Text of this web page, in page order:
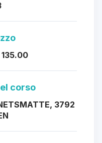
135.00
corso
3792